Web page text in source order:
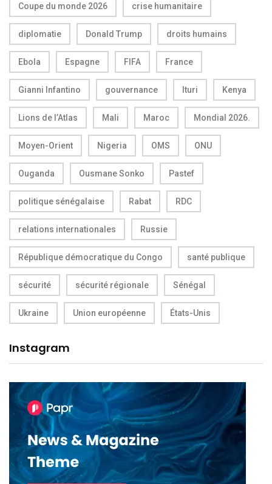
Coupe du monde 2026 crise humanitaire
diplomatie Donald Trump droits humains
Ebola Espagne FIFA France
Gianni Infantino gouvernance Ituri Kenya
Lions de l’Atlas Mali Maroc Mondial 2026.
Moyen-Orient Nigeria OMS ONU
Ouganda Ousmane Sonko Pastef
politique sénégalaise Rabat RDC
relations internationales Russie
République démocratique du Congo santé publique
sécurité sécurité régionale Sénégal
Ukraine Union européenne États-Unis
Instagram